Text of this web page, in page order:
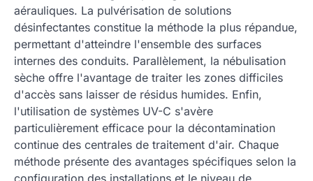
aérauliques. La pulvérisation de solutions
désinfectantes constitue la méthode la plus répandue,
permettant d'atteindre l'ensemble des surfaces
internes des conduits. Parallèlement, la nébulisation
sèche offre l'avantage de traiter les zones difficiles
d'accès sans laisser de résidus humides. Enfin,
l'utilisation de systèmes UV-C s'avère
particulièrement efficace pour la décontamination
continue des centrales de traitement d'air. Chaque
méthode présente des avantages spécifiques selon la
configuration des installations et le niveau de